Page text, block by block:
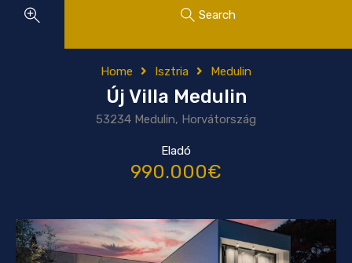
Search
Home Isztria Medulin
Új Villa Medulin
53234 Medulin, Horvátország
Eladó
990.000€